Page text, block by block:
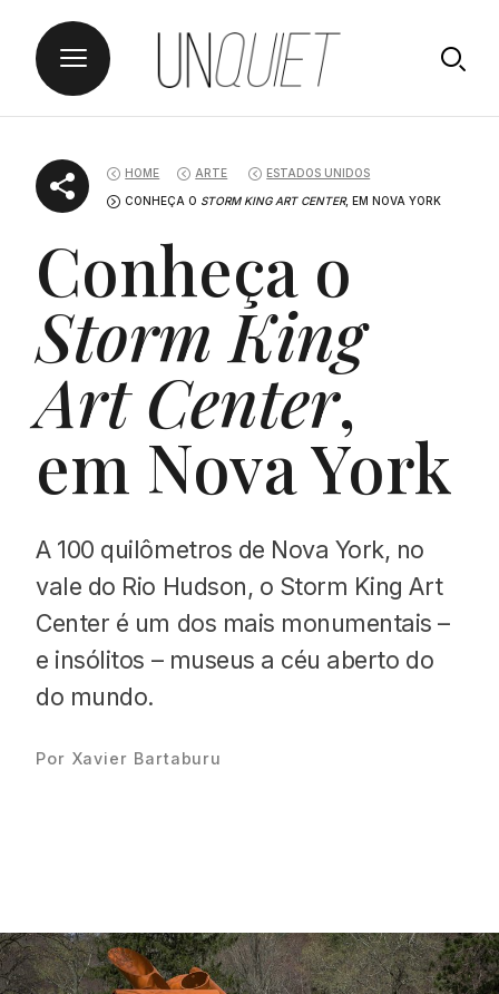
content
HOME ARTE ESTADOS UNIDOS
CONHEÇA O STORM KING ART CENTER, EM NOVA YORK
Conheça o
Storm King
Art Center,
em Nova York
A 100 quilômetros de Nova York, no
vale do Rio Hudson, o Storm King Art
Center é um dos mais monumentais –
e insólitos – museus a céu aberto do
do mundo.
Por Xavier Bartaburu